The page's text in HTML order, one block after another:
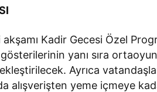
Kadir Gecesi Özel
yanı sıra
Ayrıca
alışverişten yeme içmeye